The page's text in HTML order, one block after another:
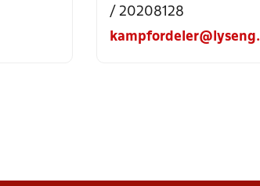
/ 20208128